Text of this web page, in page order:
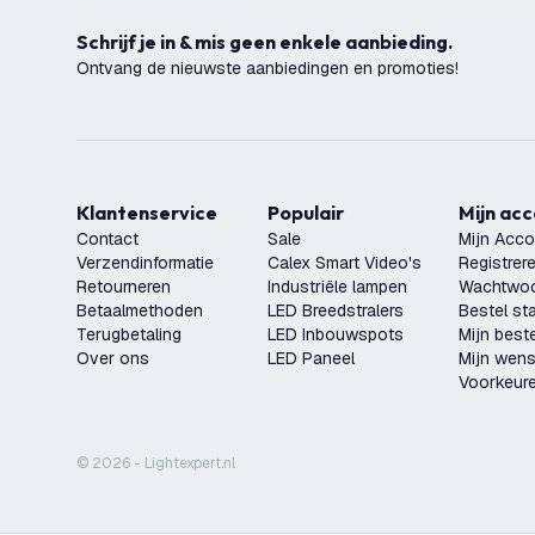
Schrijf je in & mis geen enkele aanbieding.
Ontvang de nieuwste aanbiedingen en promoties!
Klantenservice
Contact
Verzendinformatie
Retourneren
Betaalmethoden
Terugbetaling
Over ons
Populair
Sale
Calex Smart Video's
Industriële lampen
LED Breedstralers
LED Inbouwspots
LED Paneel
Mijn
Mijn
Bestel
Mijn
Mijn
© 2026 - Lightexpert.nl